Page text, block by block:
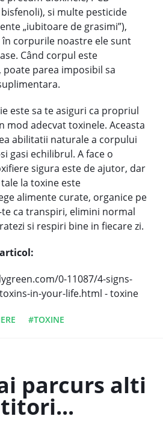
si multe pesticide
„iubitoare de grasimi”),
în corpurile noastre ele sunt
Când corpul este
parea imposibil sa
este sa te asiguri ca propriul
mod adecvat toxinele. Aceasta
abilitatii naturale a corpului
gasi echilibrul. A face o
sigura este de ajutor, dar
la toxine este
alimente curate, organice pe
ca transpiri, elimini normal
si respiri bine in fiecare zi.
0-11087/4-signs-
in-your-life.html - toxine
#TOXINE
parcurs alti